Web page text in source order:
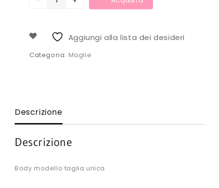
Aggiungi alla lista dei desideri
Categoria: Maglie
Descrizione
Descrizione
Body modello taglia unica